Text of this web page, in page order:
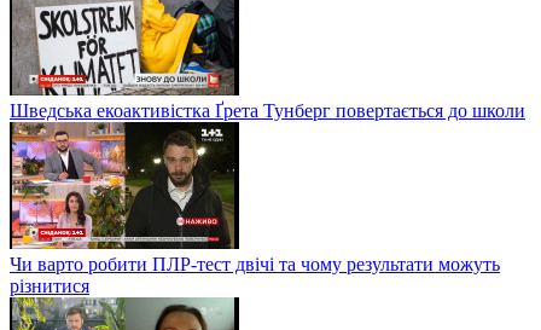
Шведська екоактивістка Ґрета Тунберг повертається до школи
Чи варто робити ПЛР-тест двічі та чому результати можуть
різнитися